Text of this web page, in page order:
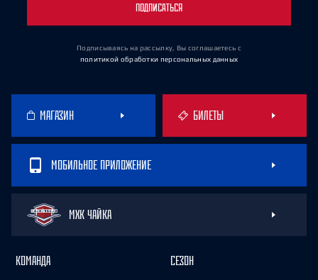
ПОДПИСАТЬСЯ
Подписываясь на рассылку, Вы соглашаетесь с
политикой обработки персональных данных
МАГАЗИН БИЛЕТЫ
МОБИЛЬНОЕ ПРИЛОЖЕНИЕ
МХК ЧАЙКА
КОМАНДА СЕЗОН